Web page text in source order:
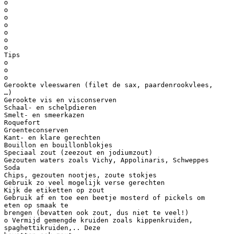
o
o
o
o
o
o
o
Tips
o
o
o
Gerookte vleeswaren (filet de sax, paardenrookvlees,
…)
Gerookte vis en visconserven
Schaal- en schelpdieren
Smelt- en smeerkazen
Roquefort
Groenteconserven
Kant- en klare gerechten
Bouillon en bouillonblokjes
Speciaal zout (zeezout en jodiumzout)
Gezouten waters zoals Vichy, Appolinaris, Schweppes
Soda
Chips, gezouten nootjes, zoute stokjes
Gebruik zo veel mogelijk verse gerechten
Kijk de etiketten op zout
Gebruik af en toe een beetje mosterd of pickels om
eten op smaak te
brengen (bevatten ook zout, dus niet te veel!)
o Vermijd gemengde kruiden zoals kippenkruiden,
spaghettikruiden,.. Deze